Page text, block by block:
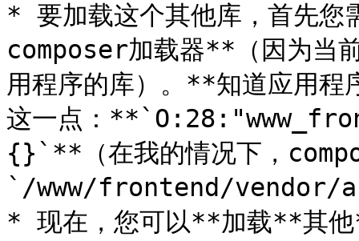
* 要加载这个其他库，首先您
composer加载器**（因为当
用程序的库）。**知道应用程
这一点：
{}`**（在我的情况下，
`/www/frontend/vendor/
* 现在，您可以**加载**其